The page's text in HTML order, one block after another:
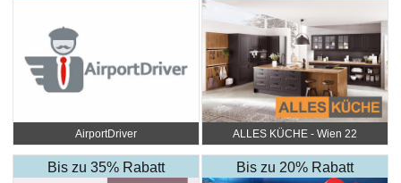
AirportDriver ALLES KÜCHE - Wien 22
Bis zu 35% Rabatt Bis zu 20% Rabatt